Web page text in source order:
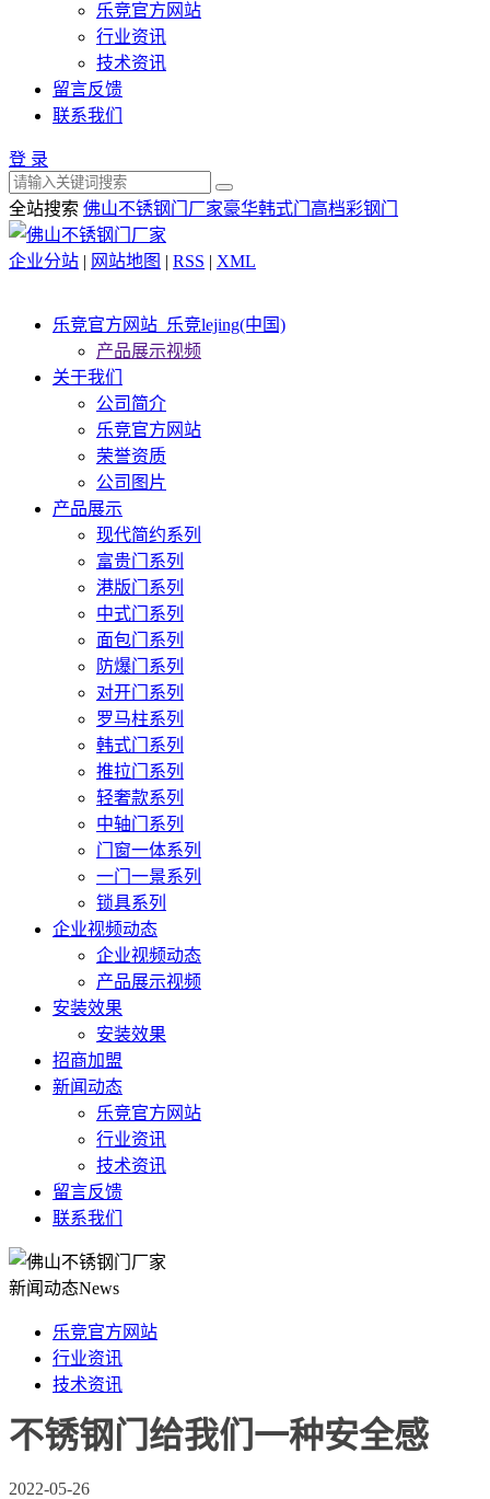
乐竞官方网站
行业资讯
技术资讯
留言反馈
联系我们
登 录
全站搜索 佛山不锈钢门厂家豪华韩式门 高档彩钢门
企业分站 | 网站地图 | RSS | XML
乐竞官方网站_乐竞lejing(中国)
产品展示视频
关于我们
公司简介
乐竞官方网站
荣誉资质
公司图片
产品展示
现代简约系列
富贵门系列
港版门系列
中式门系列
面包门系列
防爆门系列
对开门系列
罗马柱系列
韩式门系列
推拉门系列
轻奢款系列
中轴门系列
门窗一体系列
一门一景系列
锁具系列
企业视频动态
企业视频动态
产品展示视频
安装效果
安装效果
招商加盟
新闻动态
乐竞官方网站
行业资讯
技术资讯
留言反馈
联系我们
新闻动态News
乐竞官方网站
行业资讯
技术资讯
不锈钢门给我们一种安全感
2022-05-26